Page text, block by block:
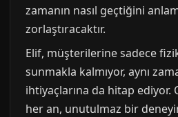
zamanın nasıl geçtiğini
zorlaştıracaktır.
Elif, müşterilerine sadece
sunmakla kalmıyor, aynı
ihtiyaçlarına da hitap
her an, unutulmaz bir